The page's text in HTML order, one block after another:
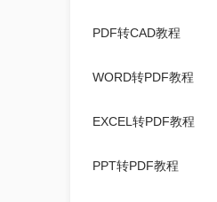
PDF转CAD教程
WORD转PDF教程
EXCEL转PDF教程
PPT转PDF教程